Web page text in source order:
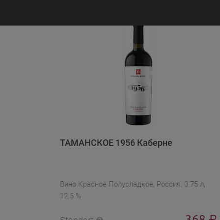
ТАМАНСКОЕ 1956 Каберне
Вино Красное Полусладкое, Россия, 0.75 л,
12.5 %